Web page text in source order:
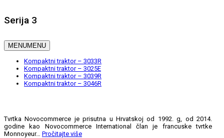
Serija 3
MENUMENU
Kompaktni traktor – 3033R
Kompaktni traktor – 3025E
Kompaktni traktor – 3039R
Kompaktni traktor – 3046R
Tvrtka Novocommerce je prisutna u Hrvatskoj od 1992. g, od 2014.
godine kao Novocommerce International član je francuske tvrtke
Monnoyeur… Pročitajte više